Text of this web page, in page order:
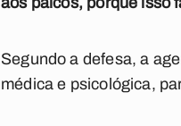
Segundo a defesa, a
médica e psicológica,